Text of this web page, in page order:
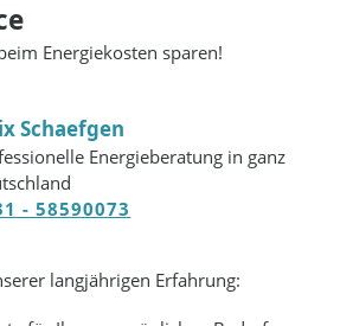
Energiekosten sparen!
Schaefgen
Energieberatung in ganz
- 58590073
langjährigen Erfahrung: